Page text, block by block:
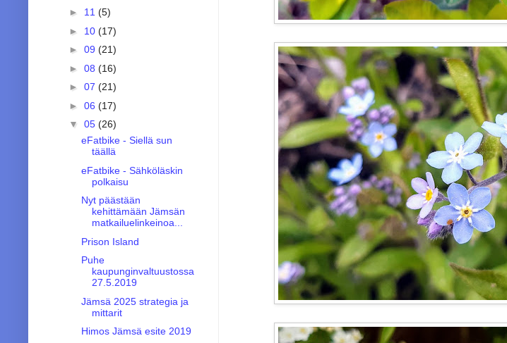
► 11 (5)
► 10 (17)
► 09 (21)
► 08 (16)
► 07 (21)
► 06 (17)
▼ 05 (26)
eFatbike - Siellä sun
täällä
eFatbike - Sähköläskin
polkaisu
Nyt päästään
kehittämään Jämsän
matkailuelinkeinoa...
Prison Island
Puhe
kaupunginvaltuustossa
27.5.2019
Jämsä 2025 strategia ja
mittarit
Himos Jämsä esite 2019